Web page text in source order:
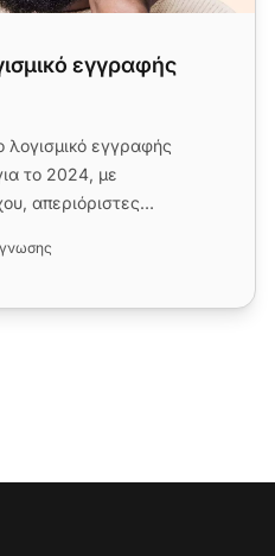
εγγραφής
εγγραφής
το 2024, με
απεριόριστες